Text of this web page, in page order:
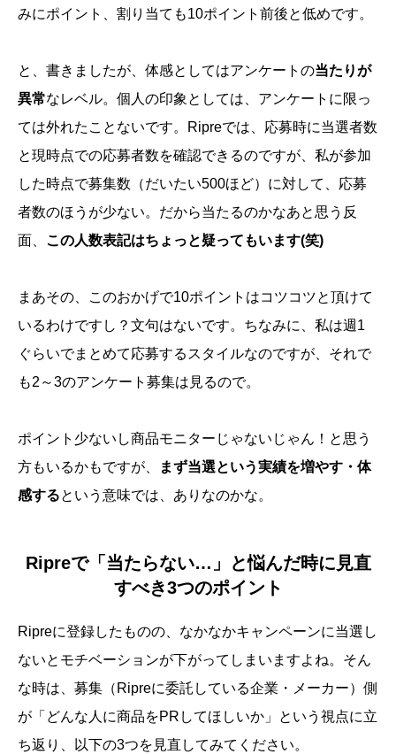
みにポイント、割り当ても10ポイント前後と低めです。
と、書きましたが、体感としてはアンケートの当たりが
異常なレベル。個人の印象としては、アンケートに限っ
ては外れたことないです。Ripreでは、応募時に当選者数
と現時点での応募者数を確認できるのですが、私が参加
した時点で募集数（だいたい500ほど）に対して、応募
者数のほうが少ない。だから当たるのかなあと思う反
面、 この人数表記はちょっと疑ってもいます(笑)
まあその、このおかげで10ポイントはコツコツと頂けて
いるわけですし？文句はないです。ちなみに、私は週1
ぐらいでまとめて応募するスタイルなのですが、それで
も2～3のアンケート募集は見るので。
ポイント少ないし商品モニターじゃないじゃん！と思う
方もいるかもですが、
まず当選という実績を増やす・体
感するという意味では、ありなのかな。
Ripreで「当たらない…」と悩んだ時に見直
すべき3つのポイント
Ripreに登録したものの、なかなかキャンペーンに当選し
ないとモチベーションが下がってしまいますよね。そん
な時は、募集（Ripreに委託している企業・メーカー）側
が「どんな人に商品をPRしてほしいか」という視点に立
ち返り、以下の3つを見直してみてください。